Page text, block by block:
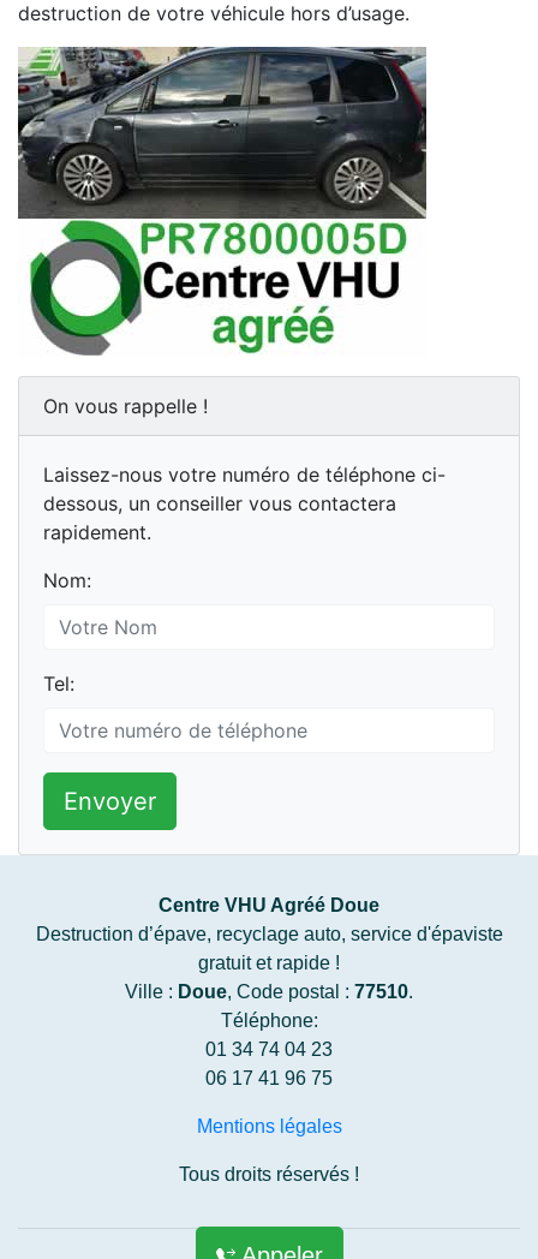
destruction de votre véhicule hors d’usage.
On vous rappelle !
Laissez-nous votre numéro de téléphone ci-
dessous, un conseiller vous contactera
rapidement.
Nom:
Tel:
Envoyer
Centre VHU Agréé Doue
Destruction d’épave, recyclage auto, service d'épaviste
gratuit et rapide !
Ville : Doue, Code postal : 77510.
Téléphone:
01 34 74 04 23
06 17 41 96 75
Mentions légales
Tous droits réservés !